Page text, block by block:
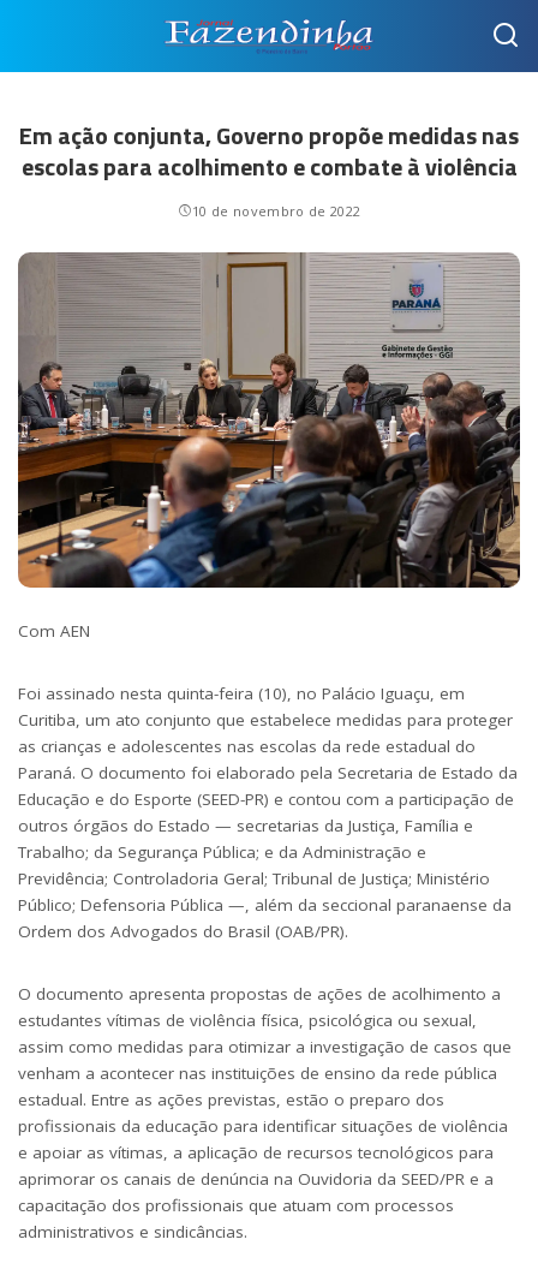
Em ação conjunta, Governo propõe medidas nas
escolas para acolhimento e combate à violência
10 de novembro de 2022
Com AEN
Foi assinado nesta quinta-feira (10), no Palácio Iguaçu, em
Curitiba, um ato conjunto que estabelece medidas para proteger
as crianças e adolescentes nas escolas da rede estadual do
Paraná. O documento foi elaborado pela Secretaria de Estado da
Educação e do Esporte (SEED-PR) e contou com a participação de
outros órgãos do Estado — secretarias da Justiça, Família e
Trabalho; da Segurança Pública; e da Administração e
Previdência; Controladoria Geral; Tribunal de Justiça; Ministério
Público; Defensoria Pública —, além da seccional paranaense da
Ordem dos Advogados do Brasil (OAB/PR).
O documento apresenta propostas de ações de acolhimento a
estudantes vítimas de violência física, psicológica ou sexual,
assim como medidas para otimizar a investigação de casos que
venham a acontecer nas instituições de ensino da rede pública
estadual. Entre as ações previstas, estão o preparo dos
profissionais da educação para identificar situações de violência
e apoiar as vítimas, a aplicação de recursos tecnológicos para
aprimorar os canais de denúncia na Ouvidoria da SEED/PR e a
capacitação dos profissionais que atuam com processos
administrativos e sindicâncias.